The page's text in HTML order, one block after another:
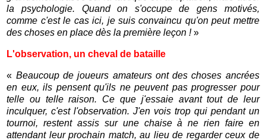
la psychologie. Quand on s'occupe de gens motivés,
comme c'est le cas ici, je suis convaincu qu'on peut mettre
des choses en place dès la première leçon !»
L'observation, un cheval de bataille
« Beaucoup de joueurs amateurs ont des choses ancrées
en eux, ils pensent qu'ils ne peuvent pas progresser pour
telle ou telle raison. Ce que j'essaie avant tout de leur
inculquer, c'est l'observation. J'en vois trop qui pendant un
tournoi, restent assis sur une chaise à ne rien faire en
attendant leur prochain match, au lieu de regarder ceux de